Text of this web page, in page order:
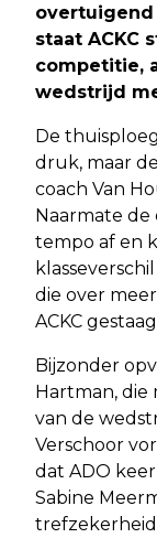
overtuigend
staat ACKC
competitie,
wedstrijd
De
druk, maar
coach Van
Naarmate de
tempo af en
die over
ACKC
Bijzonder
Hartman,
van de
Verschoor
dat ADO
Sabine
trefzekerheid